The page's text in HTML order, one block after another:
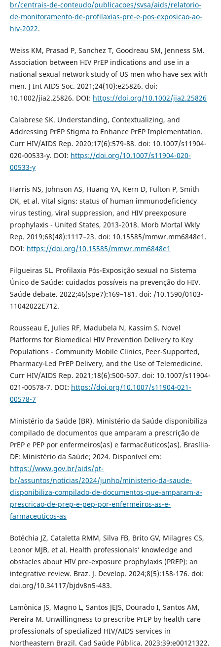
br/centrais-de-conteudo/publicacoes/svsa/aids/relatorio-
de-monitoramento-de-profilaxias-pre-e-pos-exposicao-ao-
hiv-2022.
Weiss KM, Prasad P, Sanchez T, Goodreau SM, Jenness SM.
Association between HIV PrEP indications and use in a
national sexual network study of US men who have sex with
men. J Int AIDS Soc. 2021;24(10):e25826. doi:
10.1002/jia2.25826. DOI: https://doi.org/10.1002/jia2.25826
Calabrese SK. Understanding, Contextualizing, and
Addressing PrEP Stigma to Enhance PrEP Implementation.
Curr HIV/AIDS Rep. 2020;17(6):579-88. doi: 10.1007/s11904-
020-00533-y. DOI: https://doi.org/10.1007/s11904-020-
00533-y
Harris NS, Johnson AS, Huang YA, Kern D, Fulton P, Smith
DK, et al. Vital signs: status of human immunodeficiency
virus testing, viral suppression, and HIV preexposure
prophylaxis - United States, 2013-2018. Morb Mortal Wkly
Rep. 2019;68(48):1117–23. doi: 10.15585/mmwr.mm6848e1.
DOI: https://doi.org/10.15585/mmwr.mm6848e1
Filgueiras SL. Profilaxia Pós-Exposição sexual no Sistema
Único de Saúde: cuidados possíveis na prevenção do HIV.
Saúde debate. 2022;46(spe7):169–181. doi: /10.1590/0103-
11042022E712.
Rousseau E, Julies RF, Madubela N, Kassim S. Novel
Platforms for Biomedical HIV Prevention Delivery to Key
Populations - Community Mobile Clinics, Peer-Supported,
Pharmacy-Led PrEP Delivery, and the Use of Telemedicine.
Curr HIV/AIDS Rep. 2021;18(6):500-507. doi: 10.1007/s11904-
021-00578-7. DOI: https://doi.org/10.1007/s11904-021-
00578-7
Ministério da Saúde (BR). Ministério da Saúde disponibiliza
compilado de documentos que amparam a prescrição de
PrEP e PEP por enfermeiros(as) e farmacêuticos(as). Brasília-
DF: Ministério da Saúde; 2024. Disponível em:
https://www.gov.br/aids/pt-
br/assuntos/noticias/2024/junho/ministerio-da-saude-
disponibiliza-compilado-de-documentos-que-amparam-a-
prescricao-de-prep-e-pep-por-enfermeiros-as-e-
farmaceuticos-as
Botéchia JZ, Cataletta RMM, Silva FB, Brito GV, Milagres CS,
Leonor MJB, et al. Health professionals’ knowledge and
obstacles about HIV pre-exposure prophylaxis (PREP): an
integrative review. Braz. J. Develop. 2024;8(5):158-176. doi:
doi.org/10.34117/bjdv8n5-483.
Lamônica JS, Magno L, Santos JEJS, Dourado I, Santos AM,
Pereira M. Unwillingness to prescribe PrEP by health care
professionals of specialized HIV/AIDS services in
Northeastern Brazil. Cad Saúde Pública. 2023;39:e00121322.